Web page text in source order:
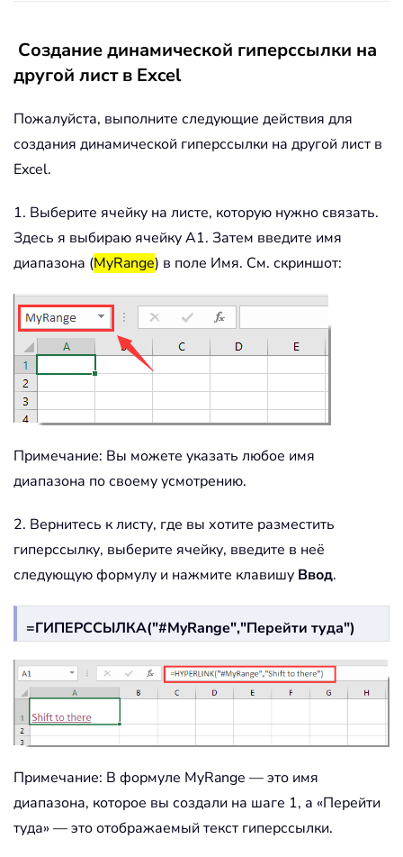
Создание динамической гиперссылки на
другой лист в Excel
Пожалуйста, выполните следующие действия для
создания динамической гиперссылки на другой лист в
Excel.
1. Выберите ячейку на листе, которую нужно связать.
Здесь я выбираю ячейку A1. Затем введите имя
диапазона (MyRange) в поле Имя. См. скриншот:
Примечание: Вы можете указать любое имя
диапазона по своему усмотрению.
2. Вернитесь к листу, где вы хотите разместить
гиперссылку, выберите ячейку, введите в неё
следующую формулу и нажмите клавишу Ввод.
=ГИПЕРССЫЛКА("#MyRange","Перейти туда")
Примечание: В формуле MyRange — это имя
диапазона, которое вы создали на шаге 1, а «Перейти
туда» — это отображаемый текст гиперссылки.